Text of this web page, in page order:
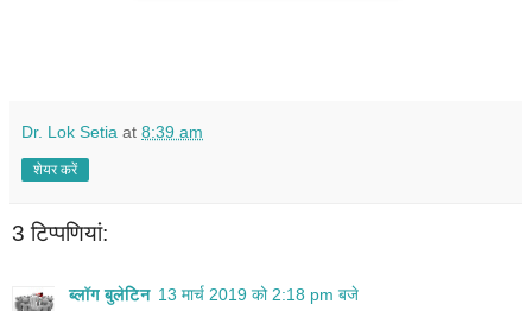
Dr. Lok Setia at 8:39 am
शेयर करें
3 टिप्‍पणियां:
ब्लॉग बुलेटिन 13 मार्च 2019 को 2:18 pm बजे